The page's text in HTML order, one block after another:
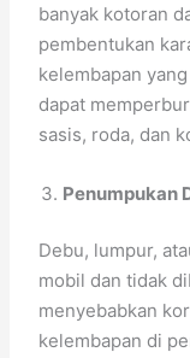
banyak kotoran
pembentukan
kelembapan
dapat
sasis, roda, dan
Penumpukan
Debu, lumpur,
mobil dan tidak
menyebabkan
kelembapan di